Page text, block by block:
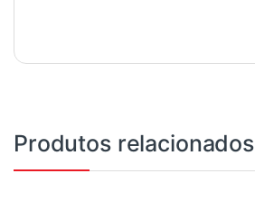
Produtos relacionados